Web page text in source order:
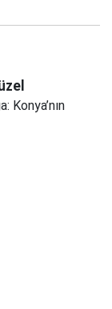
Konya’nın